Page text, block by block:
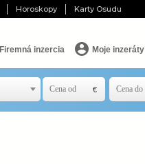
Horoskopy Karty Osudu
Firemná inzercia Moje inzeráty